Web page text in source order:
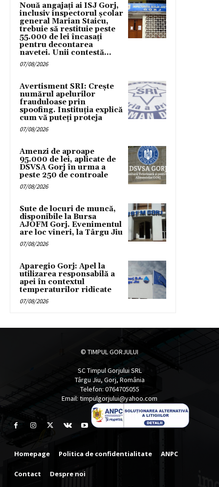
Nouă angajați ai ISJ Gorj,
inclusiv inspectorul școlar
general Marian Staicu,
trebuie să restituie peste
55.000 de lei încasați
pentru decontarea
navetei. Unii contestă...
07/08/2026
Avertisment SRI: Crește
numărul apelurilor
frauduloase prin
spoofing. Instituția explică
cum vă puteți proteja
07/08/2026
Amenzi de aproape
95.000 de lei, aplicate de
DSVSA Gorj în urma a
peste 250 de controale
07/08/2026
Sute de locuri de muncă,
disponibile la Bursa
AJOFM Gorj. Evenimentul
are loc vineri, la Târgu Jiu
07/08/2026
Aparegio Gorj: Apel la
utilizarea responsabilă a
apei în contextul
temperaturilor ridicate
07/08/2026
© TIMPUL GORJULUI
SC Timpul Gorjului SRL
Târgu Jiu, Gorj, România
Telefon: 0764705055
Email: timpulgorjului@yahoo.com
Homepage Politica de confidentialitate ANPC
Contact Despre noi